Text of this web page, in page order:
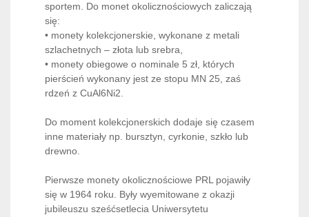
sportem. Do monet okolicznościowych zaliczają
się:
• monety kolekcjonerskie, wykonane z metali
szlachetnych – złota lub srebra,
• monety obiegowe o nominale 5 zł, których
pierścień wykonany jest ze stopu MN 25, zaś
rdzeń z CuAl6Ni2.
Do moment kolekcjonerskich dodaje się czasem
inne materiały np. bursztyn, cyrkonie, szkło lub
drewno.
Pierwsze monety okolicznościowe PRL pojawiły
się w 1964 roku. Były wyemitowane z okazji
jubileuszu sześćsetlecia Uniwersytetu